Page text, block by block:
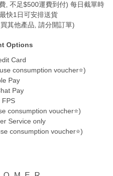
, 不足$500運費到付) 每日截單時
快1日可安排送貨
其他產品, 請分開訂單)
Options
Card
consumption voucher⭐)
Pay
Pay
FPS
consumption voucher⭐)
Service only
consumption voucher⭐)